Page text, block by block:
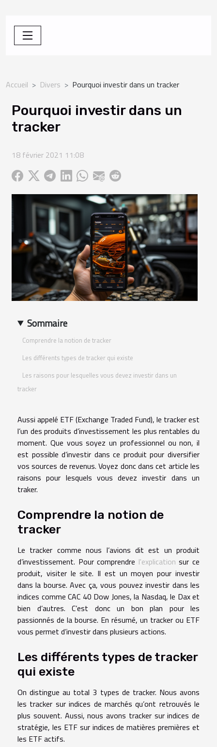
Accueil Divers Pourquoi investir dans un tracker
Pourquoi investir dans un
tracker
18 février 2021 11:08
Sommaire
Comprendre la notion de tracker
Les différents types de tracker qui existe
Les raisons pour lesquelles vous devez investir dans un
tracker
Aussi appelé ETF (Exchange Traded Fund), le tracker est
l’un des produits d’investissement les plus rentables du
moment. Que vous soyez un professionnel ou non, il
est possible d’investir dans ce produit pour diversifier
vos sources de revenus. Voyez donc dans cet article les
raisons pour lesquels vous devez investir dans un
traker.
Comprendre la notion de
tracker
Le tracker comme nous l’avions dit est un produit
d’investissement. Pour comprendre l'explication sur ce
produit, visiter le site. Il est un moyen pour investir
dans la bourse. Avec ça, vous pouvez investir dans les
indices comme CAC 40 Dow Jones, la Nasdaq, le Dax et
bien d’autres. C’est donc un bon plan pour les
passionnés de la bourse. En résumé, un tracker ou ETF
vous permet d’investir dans plusieurs actions.
Les différents types de tracker
qui existe
On distingue au total 3 types de tracker. Nous avons
les tracker sur indices de marchés qu’ont retrouvés le
plus souvent. Aussi, nous avons tracker sur indices de
stratégie, les ETF sur indices de matières premières et
les ETF actifs.